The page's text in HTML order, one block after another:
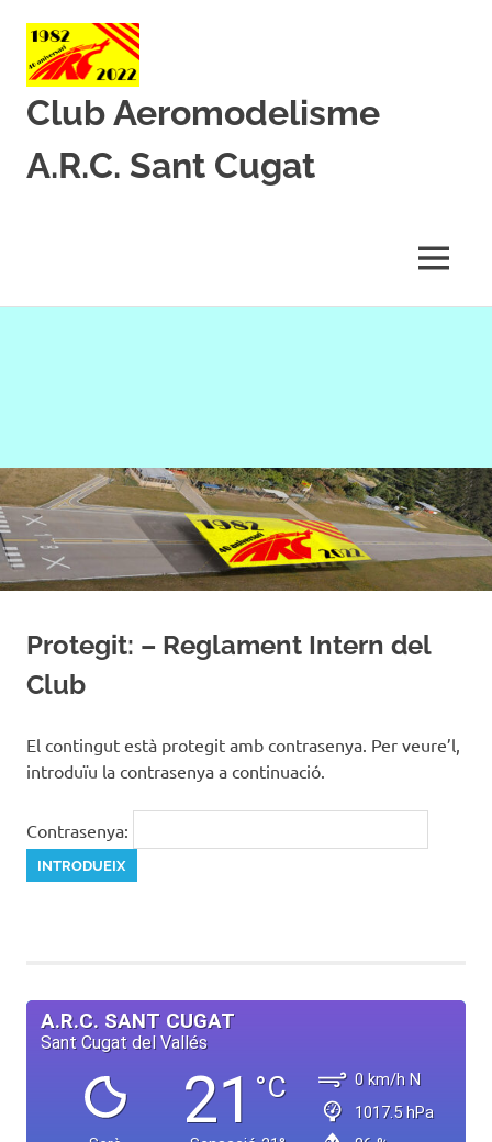
Skip
to
content
Club Aeromodelisme
A.R.C. Sant Cugat
MENU
Protegit: – Reglament Intern del
Club
El contingut està protegit amb contrasenya. Per veure’l,
introduïu la contrasenya a continuació.
Contrasenya: